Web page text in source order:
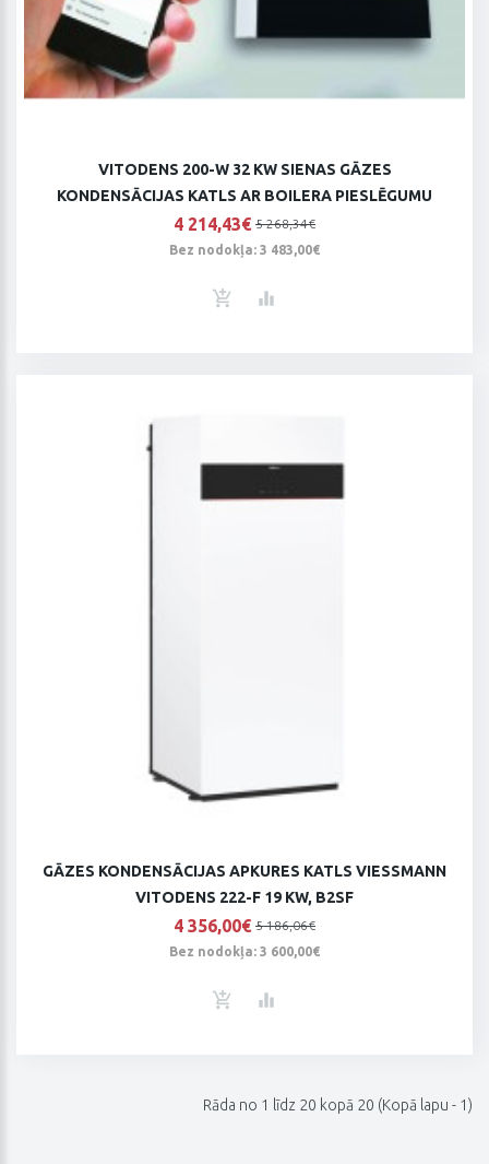
VITODENS 200-W 32 KW SIENAS GĀZES
KONDENSĀCIJAS KATLS AR BOILERA PIESLĒGUMU
4 214,43€ 5 268,34€
Bez nodokļa: 3 483,00€
GĀZES KONDENSĀCIJAS APKURES KATLS VIESSMANN
VITODENS 222-F 19 KW, B2SF
4 356,00€ 5 186,06€
Bez nodokļa: 3 600,00€
Rāda no 1 līdz 20 kopā 20 (Kopā lapu - 1)